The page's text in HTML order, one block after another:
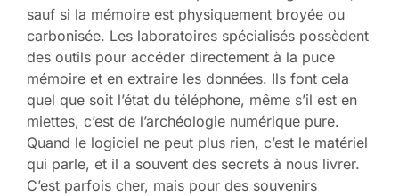
sauf si la mémoire est physiquement broyée ou
carbonisée. Les laboratoires spécialisés possèdent
des outils pour accéder directement à la puce
mémoire et en extraire les données. Ils font cela
quel que soit l’état du téléphone, même s’il est en
miettes, c’est de l’archéologie numérique pure.
Quand le logiciel ne peut plus rien, c’est le matériel
qui parle, et il a souvent des secrets à nous livrer.
C’est parfois cher, mais pour des souvenirs